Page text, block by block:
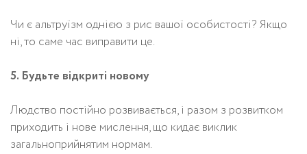
Чи є альтруїзм однією з рис вашої особистості? Якщо
ні, то саме час виправити це.
5. Будьте відкриті новому
Людство постійно розвивається, і разом з розвитком
приходить і нове мислення, що кидає виклик
загальноприйнятим нормам.